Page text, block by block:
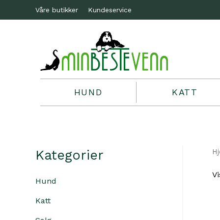
Våre butikker Kundeservice
HUND KATT
Kategorier
Hund
Katt